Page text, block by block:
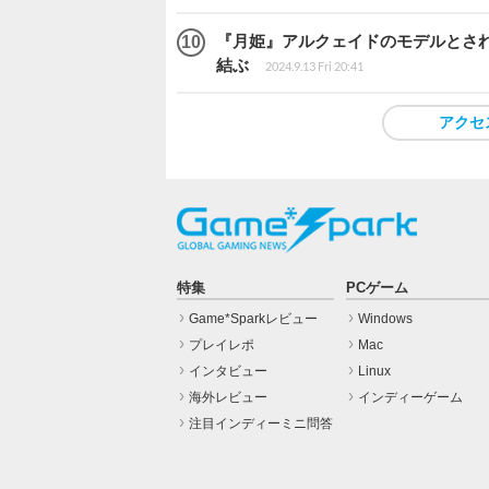
『月姫』アルクェイドのモデルと
結ぶ
2024.9.13 Fri 20:41
アク
特集
Game*Sparkレビュー
プレイレポ
インタビュー
海外レビュー
注目インディーミニ問答
PCゲーム
Windows
Mac
Linux
インディーゲーム